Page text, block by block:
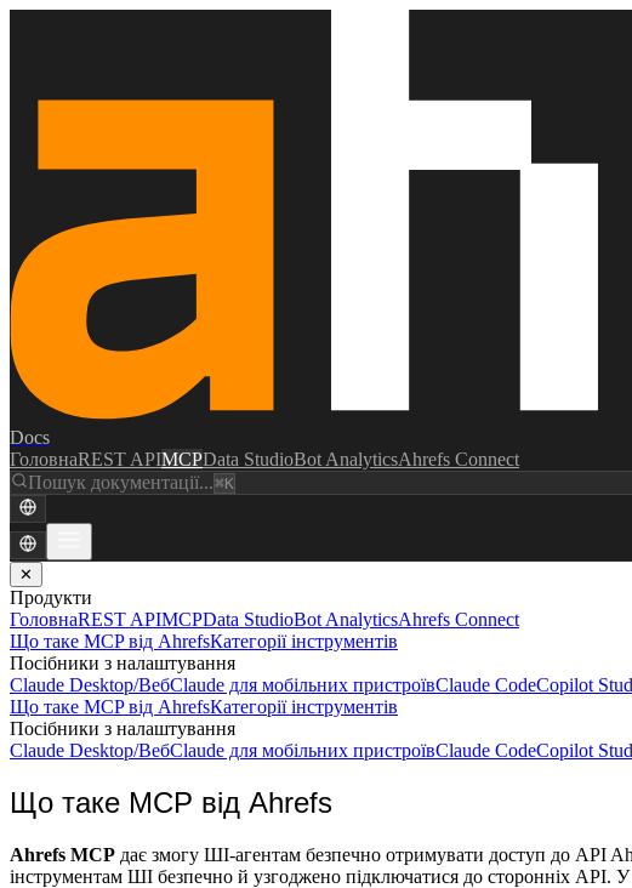
Docs
ГоловнаREST APIMCPData StudioBot AnalyticsAhrefs Connect
Пошук документації...⌘K
✕
Продукти
ГоловнаREST APIMCPData StudioBot AnalyticsAhrefs Connect
Що таке MCP від AhrefsКатегорії інструментів
Посібники з налаштування
Claude Desktop/ВебClaude для мобільних пристроївClaude CodeCopilot
Що таке MCP від AhrefsКатегорії інструментів
Посібники з налаштування
Claude Desktop/ВебClaude для мобільних пристроївClaude CodeCopilot
Що таке MCP від Ahrefs
Ahrefs MCP дає змогу ШІ-агентам безпечно отримувати доступ до API
інструментам ШІ безпечно й узгоджено підключатися до сторонніх API.